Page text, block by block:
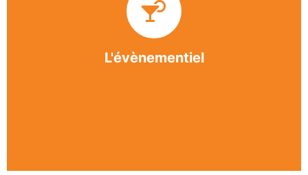
L'évènementiel
originales dans l’organisation des manifestations,
festivals, conventions, colloques et assemblées